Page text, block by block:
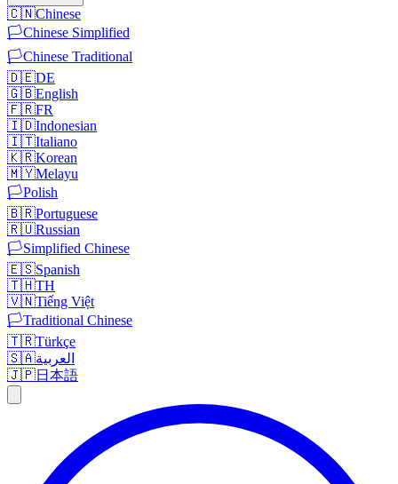
🇨🇳Chinese
🏳️Chinese Simplified
🏳️Chinese Traditional
🇩🇪DE
🇬🇧English
🇫🇷FR
🇮🇩Indonesian
🇮🇹Italiano
🇰🇷Korean
🇲🇾Melayu
🏳️Polish
🇧🇷Portuguese
🇷🇺Russian
🏳️Simplified Chinese
🇪🇸Spanish
🇹🇭TH
🇻🇳Tiếng Việt
🏳️Traditional Chinese
🇹🇷Türkçe
🇸🇦العربية
🇯🇵日本語